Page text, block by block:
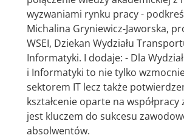
wyzwaniami rynku pracy -
Michalina Gryniewicz-Jaworska,
WSEI, Dziekan Wydziału
Informatyki. I dodaje: - Dla
i Informatyki to nie tylko
sektorem IT lecz także
kształcenie oparte na współpracy
jest kluczem do sukcesu
absolwentów.